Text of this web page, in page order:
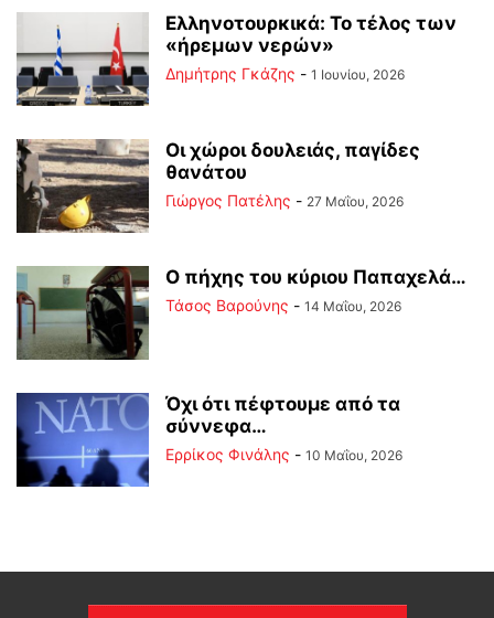
Ελληνοτουρκικά: Το τέλος των
«ήρεμων νερών»
Δημήτρης Γκάζης - 1 Ιουνίου, 2026
Οι χώροι δουλειάς, παγίδες
θανάτου
Γιώργος Πατέλης - 27 Μαΐου, 2026
Ο πήχης του κύριου Παπαχελά…
Τάσος Βαρούνης - 14 Μαΐου, 2026
Όχι ότι πέφτουμε από τα
σύννεφα…
Ερρίκος Φινάλης - 10 Μαΐου, 2026